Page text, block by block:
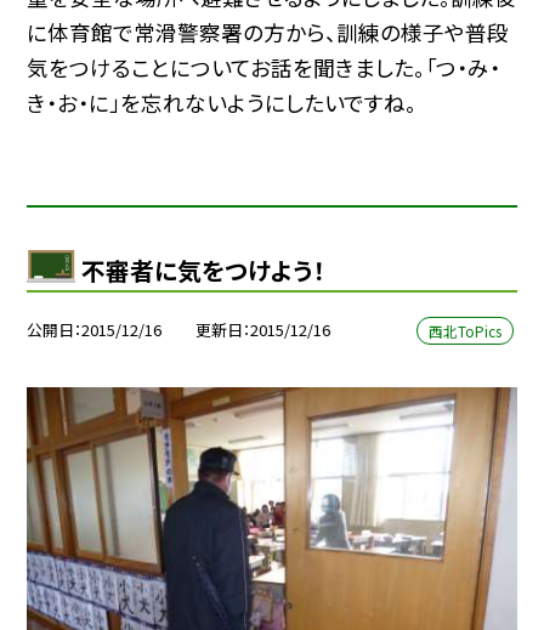
に体育館で常滑警察署の方から、訓練の様子や普段
気をつけることについてお話を聞きました。「つ・み・
き・お・に」を忘れないようにしたいですね。
不審者に気をつけよう！
公開日 2015/12/16 更新日 2015/12/16 西北ToPics